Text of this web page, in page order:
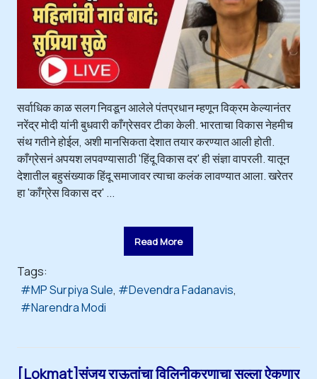
सर्वाधिक काळ सलग निवडून आलेले पंतप्रधान म्हणून विक्रम केल्यानंतर
नरेंद्र मोदी यांनी बुधवारी काँग्रेसवर टीका केली. भारताचा विकास नेहमीच
संथ गतीने होईल, अशी मानसिकता देशात तयार करण्यात आली होती.
काँग्रेसनं अपयश लपवण्यासाठी 'हिंदू विकास दर' ही संज्ञा वापरली. यातून
देशातील बहुसंख्याक हिंदू समाजावर त्याचा कलंक लावण्यात आला. खरेतर
हा 'काँग्रेस विकास दर' ...
Read More
Tags:
MP Surpiya Sule
Devendra Fadanavis
Narendra Modi
[Lokmat]संजय राऊतांचा विलिनीकरणाचा सल्ला ऐकणार